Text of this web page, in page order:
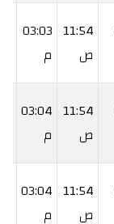
11:54
ص
03:03
م
11:54
ص
03:04
م
11:54
ص
03:04
م